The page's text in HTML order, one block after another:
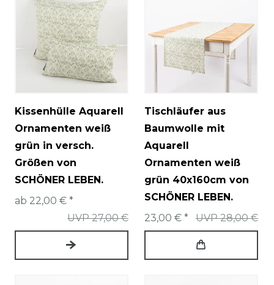
Kissenhülle Aquarell
Ornamenten weiß
grün in versch.
Größen von
SCHÖNER LEBEN.
UVP 27,00 €
ab 22,00 € *
Tischläufer aus
Baumwolle mit
Aquarell
Ornamenten weiß
grün 40x160cm von
SCHÖNER LEBEN.
UVP 28,00 €
23,00 € *